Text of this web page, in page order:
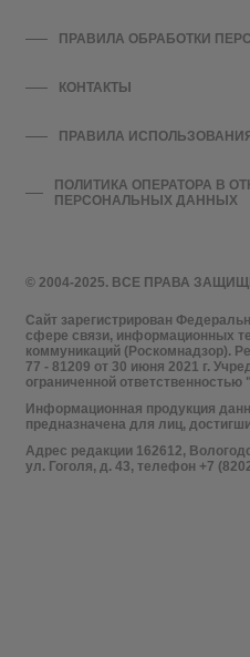
© 2004-2025. ВСЕ ПРАВА
Сайт зарегистрирован
сфере связи, информационных
коммуникаций (Роскомнадзор).
77 - 81209 от 30 июня 2021 г.
ограниченной
Информационная продукция
предназначена для лиц,
Адрес редакции 162612,
ул. Гоголя, д. 43, телефон +7
ПРАВИЛА ОБРАБОТКИ
КОНТАКТЫ
ПРАВИЛА
ПОЛИТИКА ОПЕРАТОРА В
ПЕРСОНАЛЬНЫХ ДАННЫХ